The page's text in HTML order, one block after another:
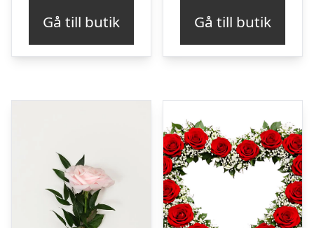
Gå till butik Gå till butik